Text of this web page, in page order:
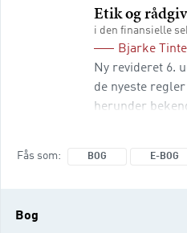
Etik og
i den finansielle
Bjarke
Ny revideret 6.
de nyeste
herunder
Fås som BOG E-BOG
Bog